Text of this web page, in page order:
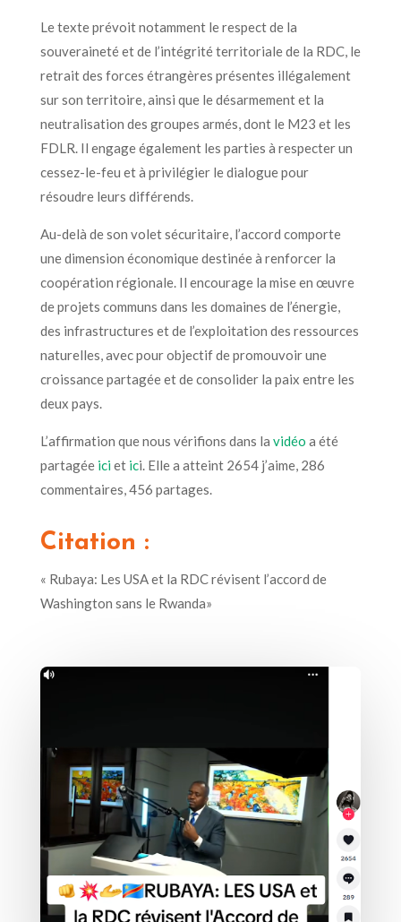
Le texte prévoit notamment le respect de la
souveraineté et de l’intégrité territoriale de la RDC, le
retrait des forces étrangères présentes illégalement
sur son territoire, ainsi que le désarmement et la
neutralisation des groupes armés, dont le M23 et les
FDLR. Il engage également les parties à respecter un
cessez-le-feu et à privilégier le dialogue pour
résoudre leurs différends.
Au-delà de son volet sécuritaire, l’accord comporte
une dimension économique destinée à renforcer la
coopération régionale. Il encourage la mise en œuvre
de projets communs dans les domaines de l’énergie,
des infrastructures etde l’exploitation des ressources
naturelles, avec pour objectif de promouvoir une
croissance partagée et de consolider la paix entre les
deux pays.
L’affirmation que nous vérifions dans la vidéo a été
partagée iciet ici. Elle a atteint 2654 j’aime, 286
commentaires, 456 partages.
Citation :
« Rubaya: Les USA et la RDC révisent l’accord de
Washington sans le Rwanda»